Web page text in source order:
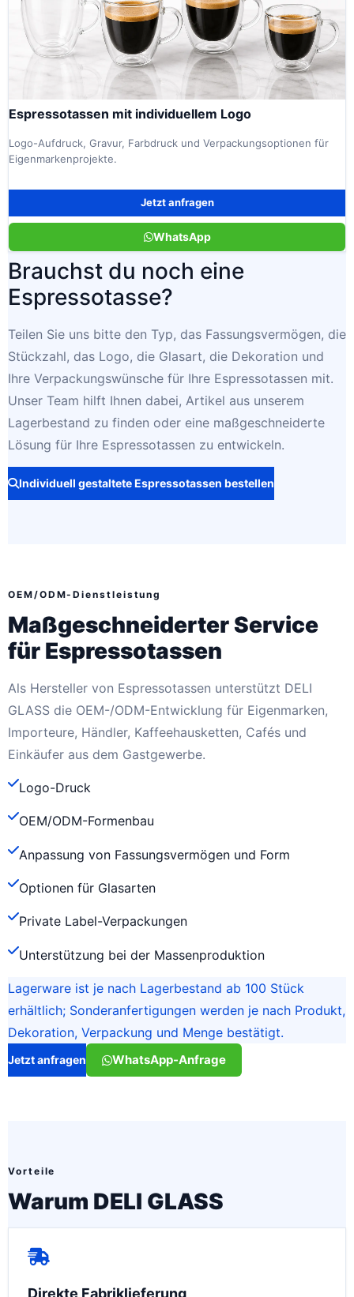
Espressotassen mit individuellem Logo
Logo-Aufdruck, Gravur, Farbdruck und Verpackungsoptionen für
Eigenmarkenprojekte.
Jetzt anfragen
WhatsApp
Brauchst du noch eine
Espressotasse?
Teilen Sie uns bitte den Typ, das Fassungsvermögen, die
Stückzahl, das Logo, die Glasart, die Dekoration und
Ihre Verpackungswünsche für Ihre Espressotassen mit.
Unser Team hilft Ihnen dabei, Artikel aus unserem
Lagerbestand zu finden oder eine maßgeschneiderte
Lösung für Ihre Espressotassen zu entwickeln.
Individuell gestaltete Espressotassen bestellen
OEM/ODM-Dienstleistung
Maßgeschneiderter Service
für Espressotassen
Als Hersteller von Espressotassen unterstützt DELI
GLASS die OEM-/ODM-Entwicklung für Eigenmarken,
Importeure, Händler, Kaffeehausketten, Cafés und
Einkäufer aus dem Gastgewerbe.
Logo-Druck
OEM/ODM-Formenbau
Anpassung von Fassungsvermögen und Form
Optionen für Glasarten
Private Label-Verpackungen
Unterstützung bei der Massenproduktion
Lagerware ist je nach Lagerbestand ab 100 Stück
erhältlich; Sonderanfertigungen werden je nach Produkt,
Dekoration, Verpackung und Menge bestätigt.
Jetzt anfragen WhatsApp-Anfrage
Vorteile
Warum DELI GLASS
Direkte Fabriklieferung